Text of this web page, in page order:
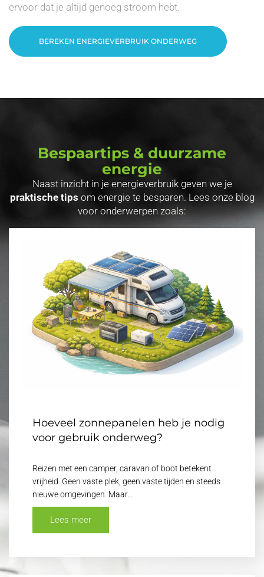
ervoor dat je altijd genoeg stroom hebt.
BEREKEN ENERGIEVERBRUIK ONDERWEG
Bespaartips & duurzame
energie
Naast inzicht in je energieverbruik geven we je
praktische tips om energie te besparen. Lees onze blog
voor onderwerpen zoals:
Hoeveel zonnepanelen heb je nodig
voor gebruik onderweg?
Reizen met een camper, caravan of boot betekent
vrijheid. Geen vaste plek, geen vaste tijden en steeds
nieuwe omgevingen. Maar…
Lees meer